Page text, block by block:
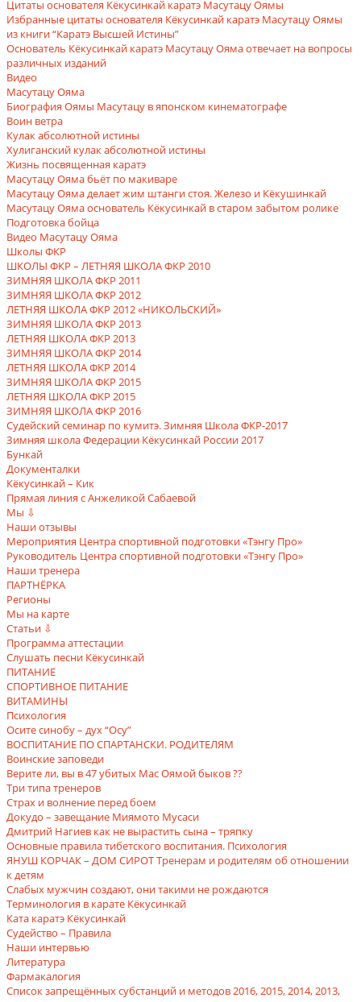
Цитаты основателя Кёкусинкай каратэ Масутацу Оямы
Избранные цитаты основателя Кёкусинкай каратэ Масутацу Оямы
из книги “Каратэ Высшей Истины”
Основатель Кёкусинкай каратэ Масутацу Ояма отвечает на вопросы
различных изданий
Видео
Масутацу Ояма
Биография Оямы Масутацу в японском кинематографе
Воин ветра
Кулак абсолютной истины
Хулиганский кулак абсолютной истины
Жизнь посвященная каратэ
Масутацу Ояма бьёт по макиваре
Масутацу Ояма делает жим штанги стоя. Железо и Кёкушинкай
Масутацу Ояма основатель Кёкусинкай в старом забытом ролике
Подготовка бойца
Видео Масутацу Ояма
Школы ФКР
ШКОЛЫ ФКР – ЛЕТНЯЯ ШКОЛА ФКР 2010
ЗИМНЯЯ ШКОЛА ФКР 2011
ЗИМНЯЯ ШКОЛА ФКР 2012
ЛЕТНЯЯ ШКОЛА ФКР 2012 «НИКОЛЬСКИЙ»
ЗИМНЯЯ ШКОЛА ФКР 2013
ЛЕТНЯЯ ШКОЛА ФКР 2013
ЗИМНЯЯ ШКОЛА ФКР 2014
ЛЕТНЯЯ ШКОЛА ФКР 2014
ЗИМНЯЯ ШКОЛА ФКР 2015
ЛЕТНЯЯ ШКОЛА ФКР 2015
ЗИМНЯЯ ШКОЛА ФКР 2016
Судейский семинар по кумитэ. Зимняя Школа ФКР-2017
Зимняя школа Федерации Кёкусинкай России 2017
Бункай
Документалки
Кёкусинкай – Кик
Прямая линия с Анжеликой Сабаевой
Мы ⇩
Наши отзывы
Мероприятия Центра спортивной подготовки «Тэнгу Про»
Руководитель Центра спортивной подготовки «Тэнгу Про»
Наши тренера
ПАРТНЁРКА
Регионы
Мы на карте
Статьи ⇩
Программа аттестации
Слушать песни Кёкусинкай
ПИТАНИЕ
СПОРТИВНОЕ ПИТАНИЕ
ВИТАМИНЫ
Психология
Осите синобу – дух “Осу”
ВОСПИТАНИЕ ПО СПАРТАНСКИ. РОДИТЕЛЯМ
Воинские заповеди
Верите ли, вы в 47 убитых Мас Оямой быков ??
Три типа тренеров
Страх и волнение перед боем
Докудо – завещание Миямото Мусаси
Дмитрий Нагиев как не вырастить сына – тряпку
Основные правила тибетского воспитания. Психология
ЯHУШ КОРЧАК – ДОМ СИРОТ Тренерам и родителям об отношении
к детям
Слабых мужчин создают, они такими не рождаются
Терминология в карате Кёкусинкай
Ката каратэ Кёкусинкай
Судейство – Правила
Наши интервью
Литература
Фармакалогия
Список запрещённых субстанций и методов 2016, 2015, 2014, 2013,